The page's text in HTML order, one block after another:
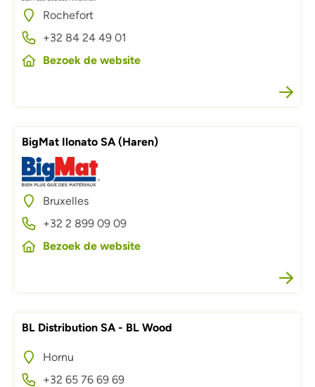
Rochefort
+32 84 24 49 01
Bezoek de website
BigMat Ilonato SA (Haren)
Afbeelding
Bruxelles
+32 2 899 09 09
Bezoek de website
BL Distribution SA - BL Wood
Hornu
+32 65 76 69 69